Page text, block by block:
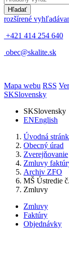
Hľadať
rozšírené
+421 414 254 640
obec@skalite.sk
Mapa webu RSS
SKSlovensky
SKSlovensky
ENEnglish
Úvodná
Obecný úrad
Zverejňovanie
Zmluvy
Archiv ZFO
MŠ Ústredie
Zmluvy
Zmluvy
Faktúry
Objednávky